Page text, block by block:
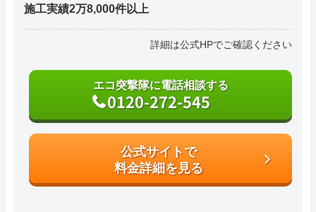
施工実績2万8,000件以上
詳細は公式HPでご確認ください
エコ突撃隊に電話相談する
0120-272-545
公式サイトで
料金詳細を見る